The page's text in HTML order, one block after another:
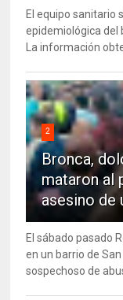
El equipo sanitario
epidemiológica del
La información
2
Bronca,
mataron al
asesino de
El sábado pasado
en un barrio de
sospechoso de